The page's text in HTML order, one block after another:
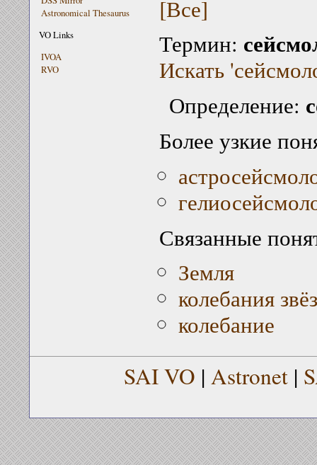
Astronomical Thesaurus
VO Links
IVOA
RVO
[Все]
Термин:
Искать
Определение:
Более узкие
Связанные
Земля
колебания
колебание
SAI VO | Astronet |